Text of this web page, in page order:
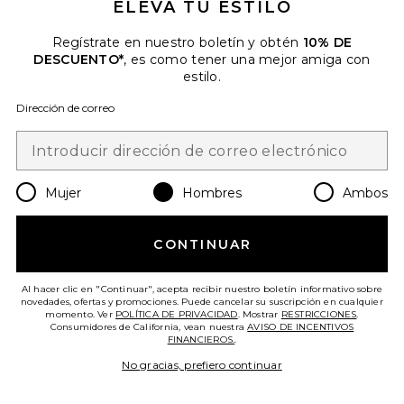
CPTN Apparel
$13 (VENTA FINAL) $38
Favorite SUDADERA
ELEVA TU ESTILO
Regístrate en nuestro boletín y obtén 10% DE
DESCUENTO*, es como tener una mejor amiga con
estilo.
Dirección de correo
Mujer Hombres Ambos
CONTINUAR
Al hacer clic en "Continuar", acepta recibir nuestro boletín informativo sobre
novedades, ofertas y promociones. Puede cancelar su suscripción en cualquier
momento. Ver POLÍTICA DE PRIVACIDAD. Mostrar RESTRICCIONES.
Consumidores de California, vean nuestraAVISO DE INCENTIVOS
FINANCIEROS..
No gracias, prefiero continuar